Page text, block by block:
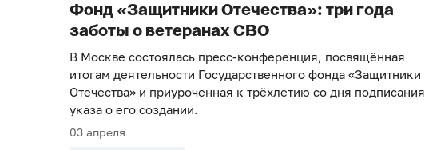
Фонд «Защитники Отечества»: три года
заботы о ветеранах СВО
В Москве состоялась пресс-конференция, посвящённая
итогам деятельности Государственного фонда «Защитники
Отечества» и приуроченная к трёхлетию со дня подписания
указа о его создании.
03 апреля